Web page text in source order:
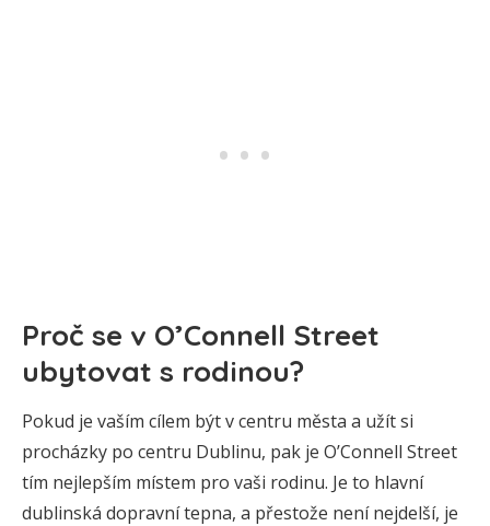
Proč se v O’Connell Street
ubytovat s rodinou?
Pokud je vaším cílem být v centru města a užít si
procházky po centru Dublinu, pak je O’Connell Street
tím nejlepším místem pro vaši rodinu. Je to hlavní
dublinská dopravní tepna, a přestože není nejdelší, je